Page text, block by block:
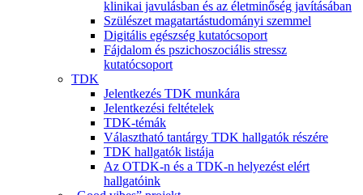
klinikai javulásban és az életminőség javításában
Szülészet magatartástudományi szemmel
Digitális egészség kutatócsoport
Fájdalom és pszichoszociális stressz
kutatócsoport
TDK
Jelentkezés TDK munkára
Jelentkezési feltételek
TDK-témák
Választható tantárgy TDK hallgatók részére
TDK hallgatók listája
Az OTDK-n és a TDK-n helyezést elért
hallgatóink